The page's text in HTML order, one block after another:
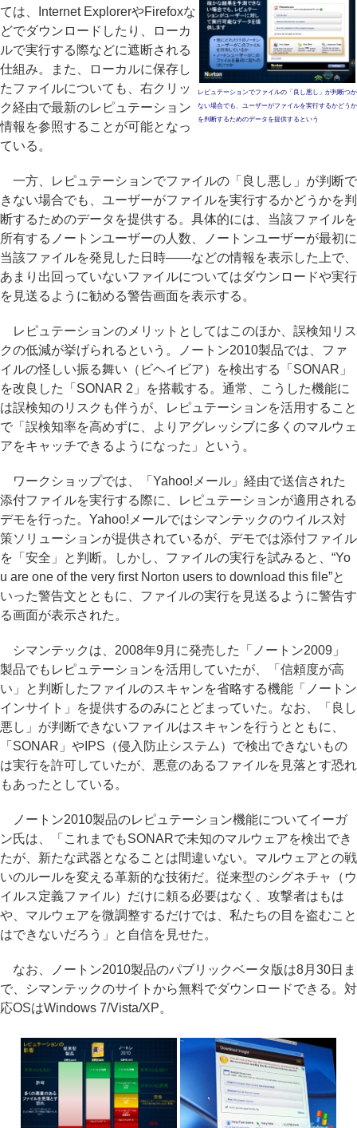
レピュテーションでファイルの「良し悪し」が判断つか
ない場合でも、ユーザーがファイルを実行するかどうか
を判断するためのデータを提供するという
ては、Internet ExplorerやFirefoxな
どでダウンロードしたり、ローカ
ルで実行する際などに遮断される
仕組み。また、ローカルに保存し
たファイルについても、右クリッ
ク経由で最新のレピュテーション
情報を参照することが可能となっ
ている。
一方、レピュテーションでファイルの「良し悪し」が判断で
きない場合でも、ユーザーがファイルを実行するかどうかを判
断するためのデータを提供する。具体的には、当該ファイルを
所有するノートンユーザーの人数、ノートンユーザーが最初に
当該ファイルを発見した日時――などの情報を表示した上で、
あまり出回っていないファイルについてはダウンロードや実行
を見送るように勧める警告画面を表示する。
レピュテーションのメリットとしてはこのほか、誤検知リス
クの低減が挙げられるという。ノートン2010製品では、ファ
イルの怪しい振る舞い（ビヘイビア）を検出する「SONAR」
を改良した「SONAR 2」を搭載する。通常、こうした機能に
は誤検知のリスクも伴うが、レピュテーションを活用すること
で「誤検知率を高めずに、よりアグレッシブに多くのマルウェ
アをキャッチできるようになった」という。
ワークショップでは、「Yahoo!メール」経由で送信された
添付ファイルを実行する際に、レピュテーションが適用される
デモを行った。Yahoo!メールではシマンテックのウイルス対
策ソリューションが提供されているが、デモでは添付ファイル
を「安全」と判断。しかし、ファイルの実行を試みると、“Yo
u are one of the very first Norton users to download this file”と
いった警告文とともに、ファイルの実行を見送るように警告す
る画面が表示された。
シマンテックは、2008年9月に発売した「ノートン2009」
製品でもレピュテーションを活用していたが、「信頼度が高
い」と判断したファイルのスキャンを省略する機能「ノートン
インサイト」を提供するのみにとどまっていた。なお、「良し
悪し」が判断できないファイルはスキャンを行うとともに、
「SONAR」やIPS（侵入防止システム）で検出できないもの
は実行を許可していたが、悪意のあるファイルを見落とす恐れ
もあったとしている。
ノートン2010製品のレピュテーション機能についてイーガ
ン氏は、「これまでもSONARで未知のマルウェアを検出でき
たが、新たな武器となることは間違いない。マルウェアとの戦
いのルールを変える革新的な技術だ。従来型のシグネチャ（ウ
イルス定義ファイル）だけに頼る必要はなく、攻撃者はもは
や、マルウェアを微調整するだけでは、私たちの目を盗むこと
はできないだろう」と自信を見せた。
なお、ノートン2010製品のパブリックベータ版は8月30日ま
で、シマンテックのサイトから無料でダウンロードできる。対
応OSはWindows 7/Vista/XP。